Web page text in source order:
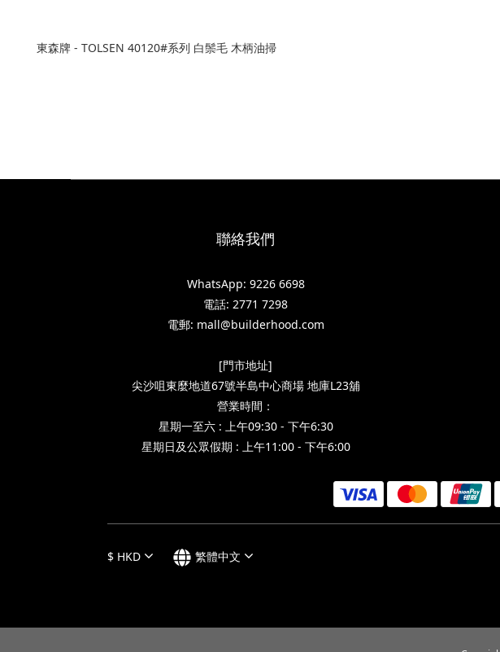
東森牌 - TOLSEN 40120#系列 白鬃毛 木柄油掃
聯絡我們
WhatsApp: 9226 6698
電話: 2771 7298
電郵: mall@builderhood.com
[門市地址]
尖沙咀東麼地道67號半島中心商場 地庫L23舖
營業時間：
星期一至六 : 上午09:30 - 下午6:30
星期日及公眾假期 : 上午11:00 - 下午6:00
$ HKD 繁體中文